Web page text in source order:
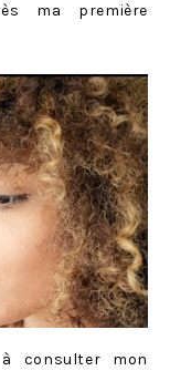
ma première
consulter mon